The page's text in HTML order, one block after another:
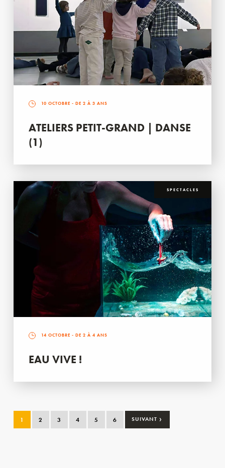
10 OCTOBRE - DE 2 À 3 ANS
ATELIERS PETIT-GRAND | DANSE
(1)
SPECTACLES
14 OCTOBRE - DE 2 À 4 ANS
EAU VIVE !
1 2 3 4 5 6 SUIVANT ›